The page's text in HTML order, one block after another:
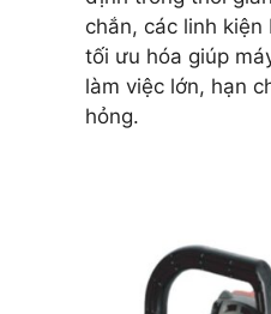
chắn, các linh
tối ưu hóa giúp
làm việc lớn, hạn
hỏng.